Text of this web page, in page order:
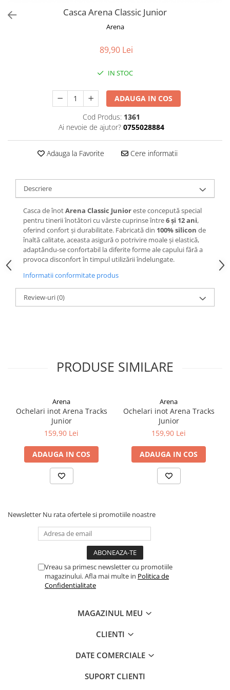
Casca Arena Classic Junior
Arena
89,90 Lei
IN STOC
ADAUGA IN COS
Cod Produs: 1361
Ai nevoie de ajutor? 0755028884
Adauga la Favorite Cere informatii
Descriere
Casca de înotArena Classic Junioreste concepută special
pentru tinerii înotători cu vârste cuprinse între6 și 12 ani,
oferind confort și durabilitate. Fabricată din 100% silicon de
înaltă calitate, aceasta asigură o potrivire moale și elastică,
adaptându-se confortabil la diferite forme ale capului fără a
provoca disconfort în timpul utilizării îndelungate.
Informatii conformitate produs
Review-uri(0)
PRODUSE SIMILARE
Arena
Ochelari inot Arena Tracks
Junior
159,90 Lei
ADAUGA IN COS
Arena
Ochelari inot Arena Tracks
Junior
159,90 Lei
ADAUGA IN COS
Newsletter Nu rata ofertele si promotiile noastre
Vreau sa primesc newsletter cu promotiile
magazinului. Afla mai multe in Politica de
Confidentialitate
MAGAZINUL MEU
CLIENTI
DATE COMERCIALE
SUPORT CLIENTI